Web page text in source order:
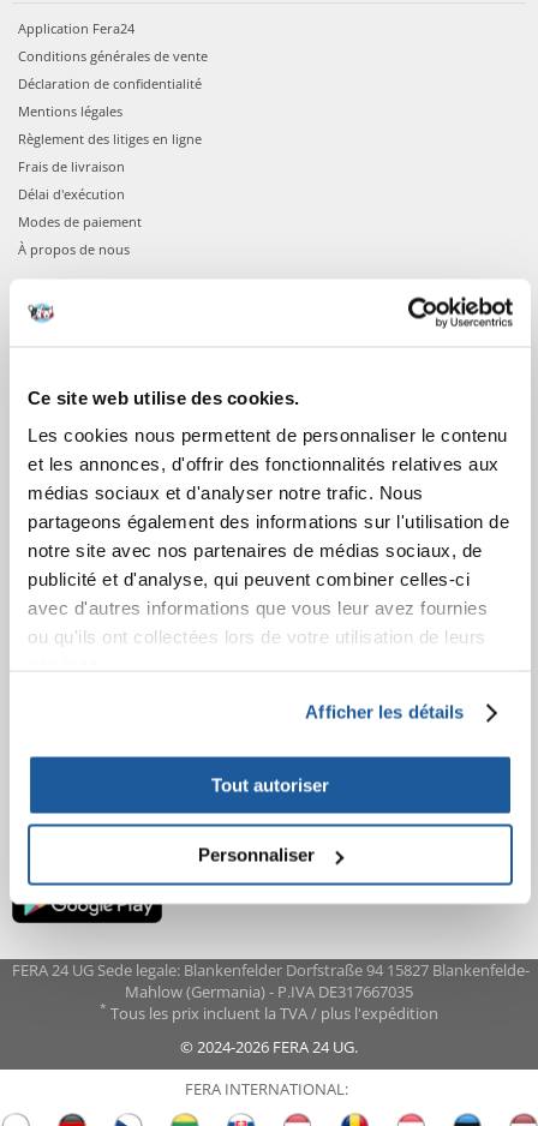
Ce site web utilise des cookies.
Les cookies nous permettent de personnaliser le contenu
et les annonces, d'offrir des fonctionnalités relatives aux
médias sociaux et d'analyser notre trafic. Nous
partageons également des informations sur l'utilisation de
notre site avec nos partenaires de médias sociaux, de
publicité et d'analyse, qui peuvent combiner celles-ci
avec d'autres informations que vous leur avez fournies
ou qu'ils ont collectées lors de votre utilisation de leurs
Afficher les détails
Tout autoriser
Personnaliser
Application Fera24
Conditions générales de vente
Déclaration de confidentialité
Mentions légales
Règlement des litiges en ligne
Frais de livraison
Délai d'exécution
Modes de paiement
À propos de nous
COMMANDES
Connexion à votre compte
APRÈS L'ACHAT
Factures
Garantie et service
Contact
FERA 24 UG Sede legale: Blankenfelder Dorfstraße 94 15827 Blankenfelde-
Mahlow (Germania) - P.IVA DE317667035
* Tous les prix incluent la TVA / plus l'expédition
© 2024-2026 FERA 24 UG.
FERA INTERNATIONAL: